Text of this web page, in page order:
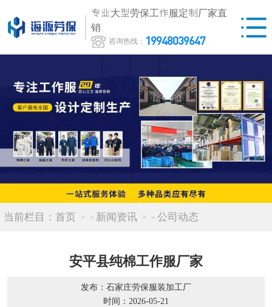
专业大型劳保工作服定制厂家直
销
咨询热线： 19948039647
当前栏目： 首页 > 新闻资讯 > 公司动态
安平县纯棉工作服厂家
发布：石家庄劳保服装加工厂
时间：2026-05-21